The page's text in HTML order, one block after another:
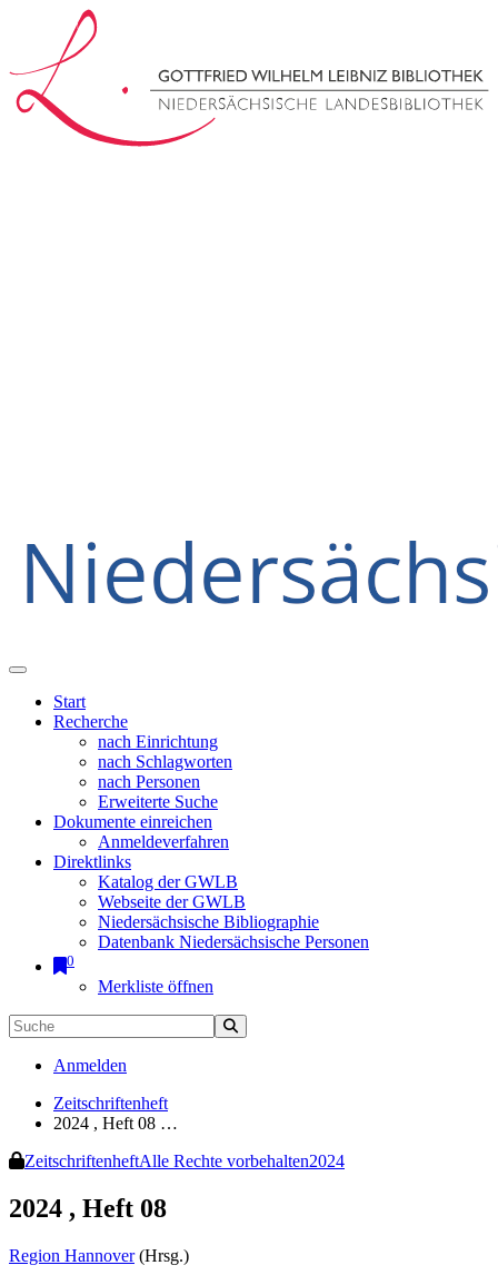
Start
Recherche
nach Einrichtung
nach Schlagworten
nach Personen
Erweiterte Suche
Dokumente einreichen
Anmeldeverfahren
Direktlinks
Katalog der GWLB
Webseite der GWLB
Niedersächsische Bibliographie
Datenbank Niedersächsische Personen
0
Merkliste öffnen
Anmelden
Zeitschriftenheft
2024 , Heft 08 …
ZeitschriftenheftAlle Rechte vorbehalten2024
2024 , Heft 08
Region Hannover(Hrsg.)